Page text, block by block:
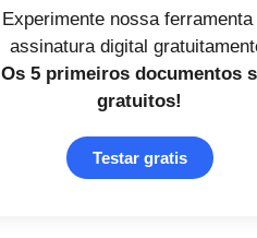
Experimente nossa ferramenta
assinatura digital
Os 5 primeiros documentos
gratuitos!
Testar gratis